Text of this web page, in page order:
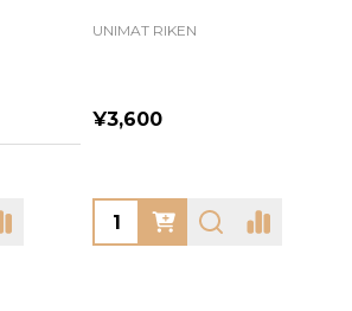
UNIMAT RIKEN
¥3,600
Quantity: